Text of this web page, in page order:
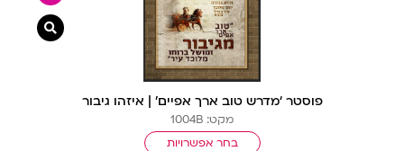
פוסטר ‘מדרש טוב ארך אפיים’ | איזהו גיבור
מקט: 1004B
בחר אפשרויות
צפייה